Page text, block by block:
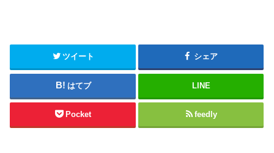
ツイート シェア
はてブ LINE
Pocket feedly